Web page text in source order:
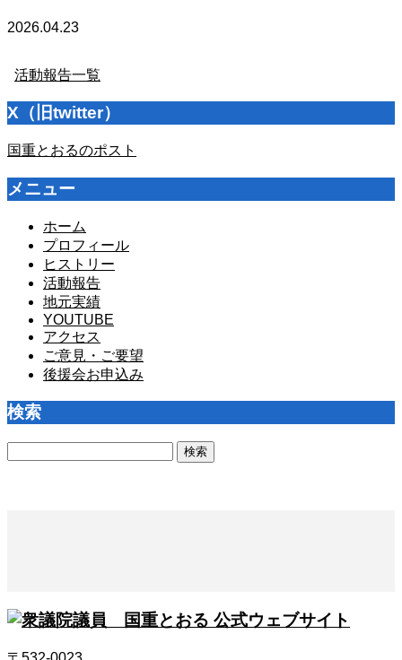
2026.04.23
活動報告一覧
X（旧twitter）
国重とおるのポスト
メニュー
ホーム
プロフィール
ヒストリー
活動報告
地元実績
YOUTUBE
アクセス
ご意見・ご要望
後援会お申込み
検索